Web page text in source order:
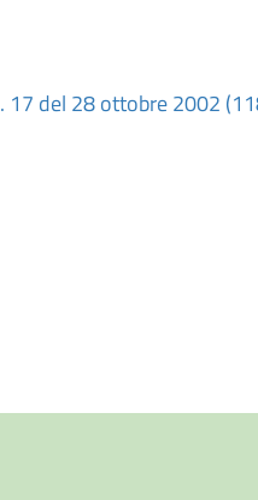
17 del 28 ottobre 2002